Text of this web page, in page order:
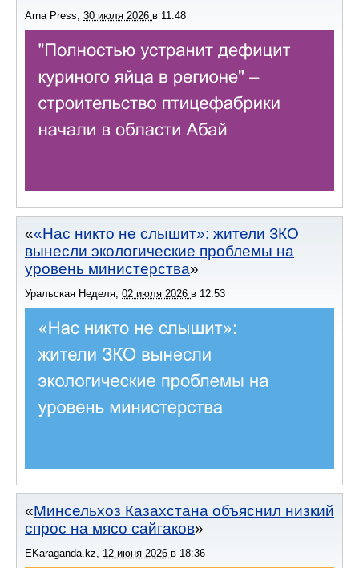
Arna Press 30 июля 2026 в 11:48
«Нас никто не слышит»: жители ЗКО
вынесли экологические проблемы на
уровень министерства
Уральская Неделя 02 июля 2026 в 12:53
Минсельхоз Казахстана объяснил низкий
спрос на мясо сайгаков
EKaraganda.kz, 12 июня 2026 в 18:36